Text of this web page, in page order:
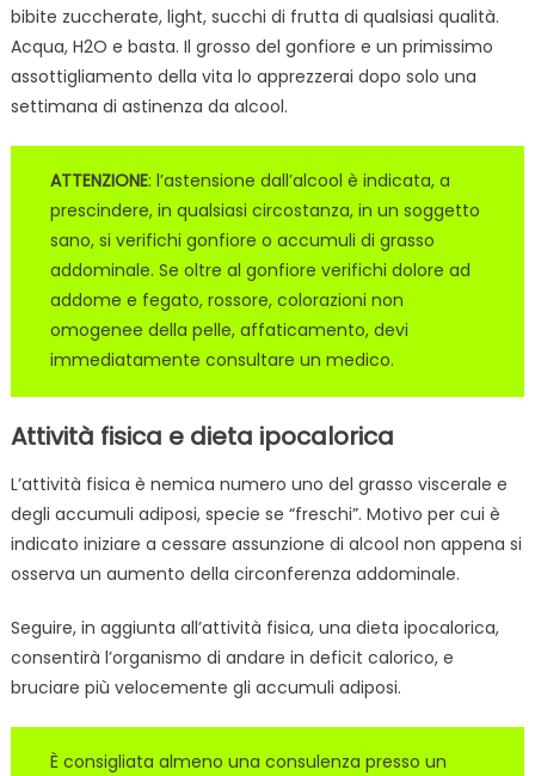
bibite zuccherate, light, succhi di frutta di qualsiasi qualità.
Acqua, H2O e basta. Il grosso del gonfiore e un primissimo
assottigliamento della vita lo apprezzerai dopo solo una
settimana di astinenza da alcool.
ATTENZIONE: l’astensione dall’alcool è indicata, a
prescindere, in qualsiasi circostanza, in un soggetto
sano, si verifichi gonfiore o accumuli di grasso
addominale. Se oltre al gonfiore verifichi dolore ad
addome e fegato, rossore, colorazioni non
omogenee della pelle, affaticamento, devi
immediatamente consultare un medico.
Attività fisica e dieta ipocalorica
L’attività fisica è nemica numero uno del grasso viscerale e
degli accumuli adiposi, specie se “freschi”. Motivo per cui è
indicato iniziare a cessare assunzione di alcool non appena si
osserva un aumento della circonferenza addominale.
Seguire, in aggiunta all’attività fisica, una dieta ipocalorica,
consentirà l’organismo di andare in deficit calorico, e
bruciare più velocemente gli accumuli adiposi.
È consigliata almeno una consulenza presso un